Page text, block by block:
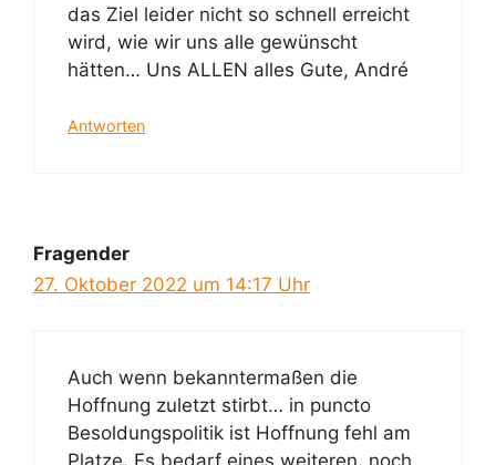
das Ziel leider nicht so schnell erreicht
wird, wie wir uns alle gewünscht
hätten… Uns ALLEN alles Gute, André
Antworten
Fragender
27. Oktober 2022 um 14:17 Uhr
Auch wenn bekanntermaßen die
Hoffnung zuletzt stirbt… in puncto
Besoldungspolitik ist Hoffnung fehl am
Platze. Es bedarf eines weiteren, noch